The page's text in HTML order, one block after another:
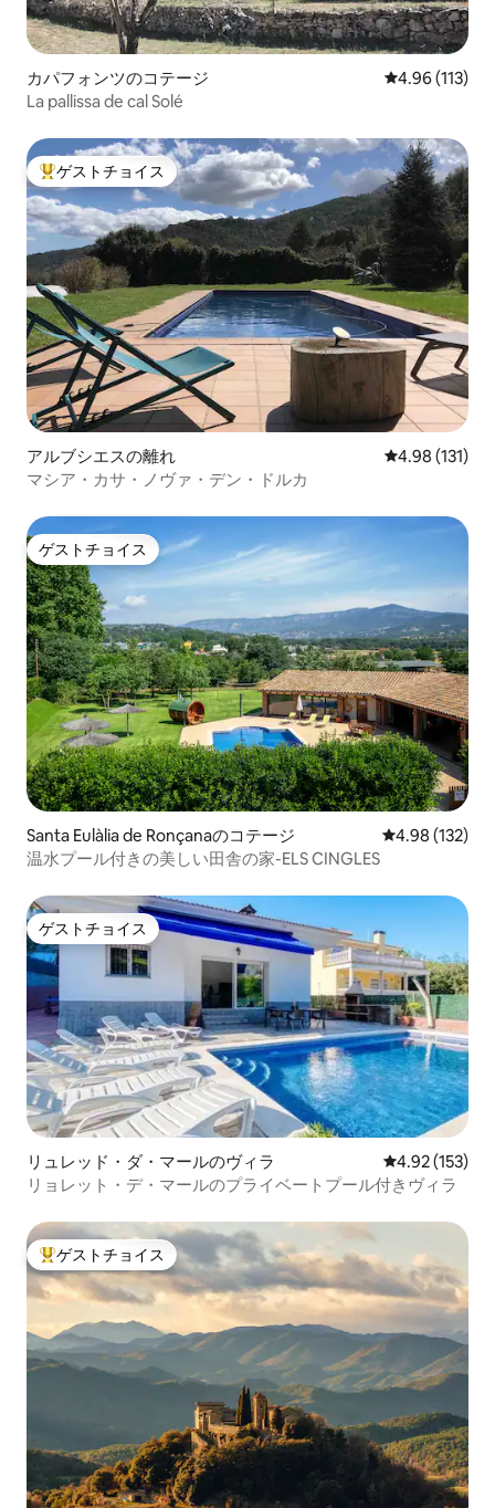
カパフォンツのコテージ レビュー113
4.96 (113)
La pallissa de cal Solé
大好評のゲストチョイスです。
ゲストチョイス
アルブシエスの離れ レビュー131
4.98 (131)
マシア・カサ・ノヴァ・デン・ドルカ
ゲストチョイス
ゲストチョイス
Santa Eulàlia de Ronçanaのコテージ レビュー132
4.98 (132)
温水プール付きの美しい田舎の家-ELS CINGLES
ゲストチョイス
ゲストチョイス
リュレッド・ダ・マールのヴィラ レビュー153
4.92 (153)
リョレット・デ・マールのプライベートプール付きヴィラ
大好評のゲストチョイスです。
ゲストチョイス